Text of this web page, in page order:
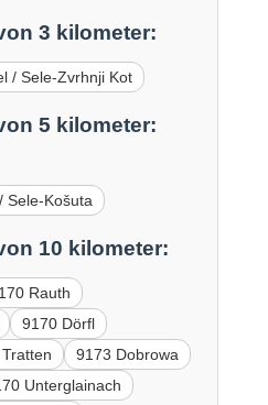
3 kilometer:
/ Sele-Zvrhnji Kot
5 kilometer:
Sele-Košuta
10 kilometer:
Rauth
9170 Dörfl
9173 Dobrowa
Unterglainach